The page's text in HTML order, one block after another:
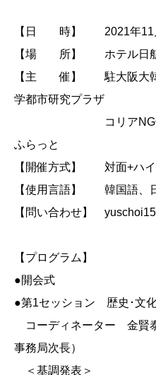
【日 時】 2021年11
【場 所】 ホテル日
【主 催】 駐大阪大韓
学都市研究プラザ
コリアNGOセン
ふらっと
【開催方式】 対面+ハイ
【使用言語】 韓国語、日
【問い合わせ】
【プログラム】
●開会式
●第1セッション 歴史･文
コーディネーター 金賢
事務局次長）
＜基調発表＞